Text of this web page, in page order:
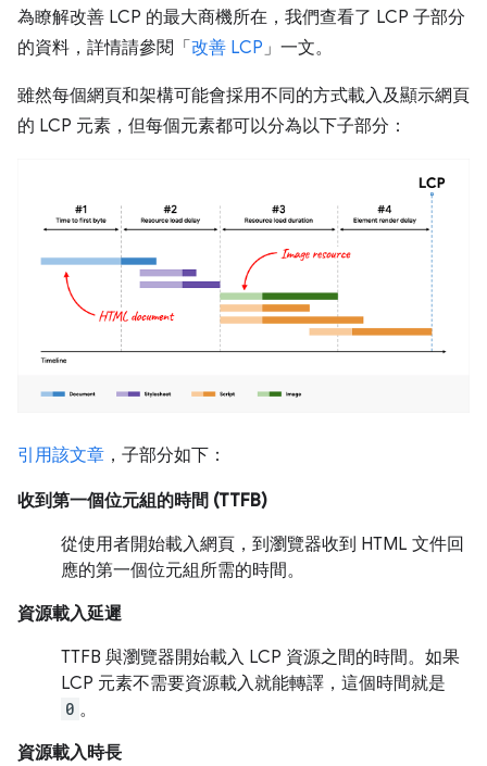
為瞭解改善 LCP 的最大商機所在，我們查看了 LCP 子部分
的資料，詳情請參閱「改善 LCP 」一文。
雖然每個網頁和架構可能會採用不同的方式載入及顯示網頁
的 LCP 元素，但每個元素都可以分為以下子部分：
引用該文章 ，子部分如下：
收到第一個位元組的時間 (TTFB)
從使用者開始載入網頁，到瀏覽器收到 HTML 文件回
應的第一個位元組所需的時間。
資源載入延遲
TTFB 與瀏覽器開始載入 LCP 資源之間的時間。如果
LCP 元素不需要資源載入就能轉譯，這個時間就是
0 。
資源載入時長